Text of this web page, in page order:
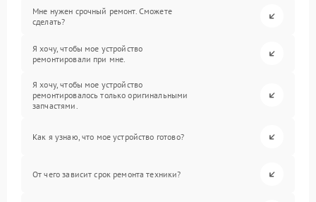
Мне нужен срочный ремонт. Сможете
сделать?
Я хочу, чтобы мое устройство
ремонтировали при мне.
Я хочу, чтобы мое устройство
ремонтировалось только оригинальными
запчастями.
Как я узнаю, что мое устройство готово?
От чего зависит срок ремонта техники?